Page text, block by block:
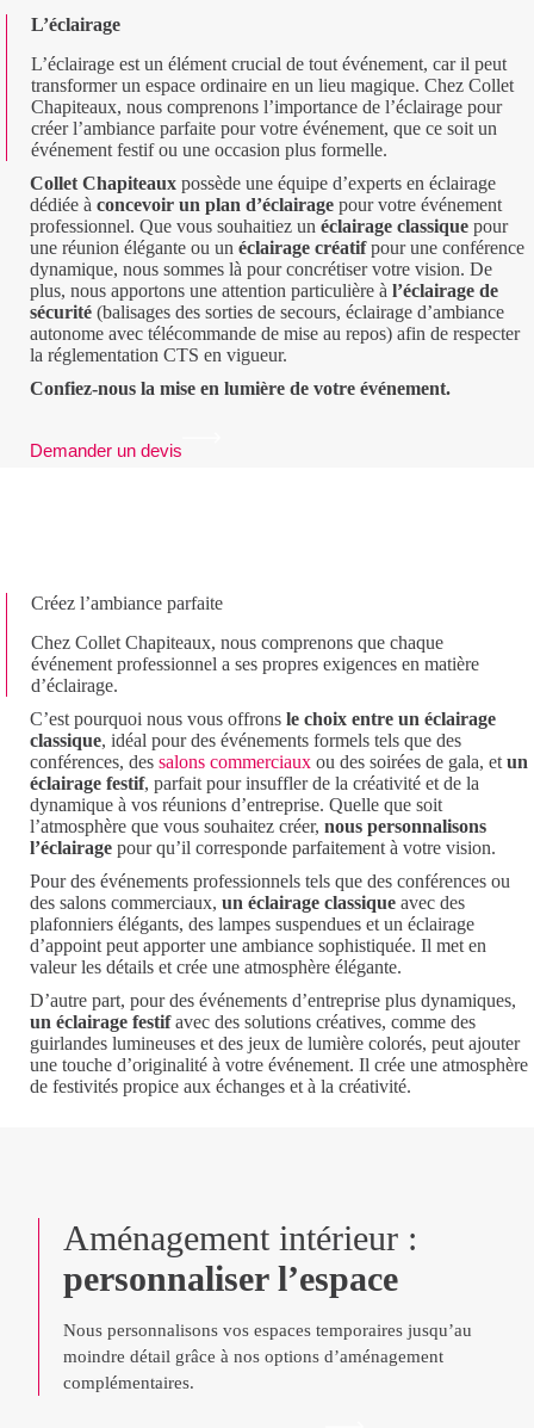
L’éclairage
L’éclairage est un élément crucial de tout événement, car il peut
transformer un espace ordinaire en un lieu magique. Chez Collet
Chapiteaux, nous comprenons l’importance de l’éclairage pour
créer l’ambiance parfaite pour votre événement, que ce soit un
événement festif ou une occasion plus formelle.
Collet Chapiteaux possède une équipe d’experts en éclairage
dédiée à concevoir un plan d’éclairage pour votre événement
professionnel. Que vous souhaitiez un éclairage classique pour
une réunion élégante ou un éclairage créatifpour une conférence
dynamique, nous sommes là pour concrétiser votre vision. De
plus, nous apportons une attention particulière à l’éclairage de
sécurité (balisages des sorties de secours, éclairage d’ambiance
autonome avec télécommande de mise au repos) afin de respecter
la réglementation CTS en vigueur.
Confiez-nous la mise en lumière de votre événement.
Demander un devis
Créez l’ambiance parfaite
Chez Collet Chapiteaux, nous comprenons que chaque
événement professionnel a ses propres exigences en matière
d’éclairage.
C’est pourquoi nous vous offrons le choix entre un éclairage
classique, idéal pour des événements formels tels que des
conférences, des salons commerciaux ou des soirées de gala, et un
éclairage festif, parfait pour insuffler de la créativité et de la
dynamique à vos réunions d’entreprise. Quelle que soit
l’atmosphère que vous souhaitez créer, nous personnalisons
l’éclairage pour qu’il corresponde parfaitement à votre vision.
Pour des événements professionnels tels que des conférences ou
des salons commerciaux, un éclairage classique avec des
plafonniers élégants, des lampes suspendues et un éclairage
d’appoint peut apporter une ambiance sophistiquée. Il met en
valeur les détails et crée une atmosphère élégante.
D’autre part, pour des événements d’entreprise plus dynamiques,
un éclairage festifavec des solutions créatives, comme des
guirlandes lumineuses et des jeux de lumière colorés, peut ajouter
une touche d’originalité à votre événement. Il crée une atmosphère
de festivités propice aux échanges et à la créativité.
Aménagement intérieur :
personnaliser l’espace
Nous personnalisons vos espaces temporaires jusqu’au
moindre détail grâce à nos options d’aménagement
complémentaires.